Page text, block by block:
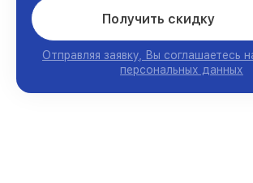
Получить скидку
Отправляя заявку, Вы соглашаетесь
персональных данных